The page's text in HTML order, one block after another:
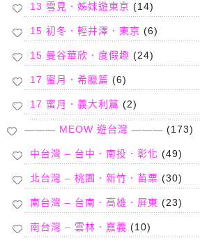
13 雪見．姊妹遊東京 (14)
15 初冬．輕井澤．東京 (6)
15 曼谷華欣．度假趣 (24)
17 蜜月．希臘篇 (6)
17 蜜月．義大利篇 (2)
——— MEOW 遊台灣 ——— (173)
中台灣 – 台中．南投．彰化 (49)
北台灣 – 桃園．新竹．苗栗 (30)
南台灣 – 台南．高雄．屏東 (23)
南台灣 – 雲林．嘉義 (10)